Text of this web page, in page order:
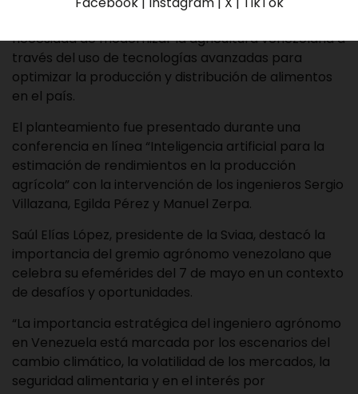
necesidad de modernizar la agricultura venezolana a
través del uso de tecnologías avanzadas para
optimizar la producción y distribución de alimentos
en el país.
El planteamiento fue presentado durante una
conferencia en línea “Inteligencia artificial para la
estimación de rendimientos en la producción
agrícola” con la intervención de los ingenieros Sergio
Villazana, Egilda Pérez y Manuel Zerpa.
Saúl Elías López, presidente de la Sviaa, destacó la
importancia del gremio agrónomo venezolano que
celebra su efemérides del 7 de mayo en un contexto
de desafíos y oportunidades.
“La importancia estratégica del ingeniero agrónomo
en Venezuela está marcada por los escenarios del
cambio climático, la volatilidad de los mercados, la
seguridad alimentaria y en el interés por